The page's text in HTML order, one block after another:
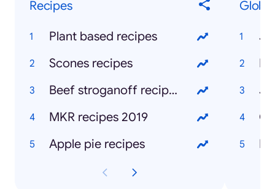
Recipes
Plant based recipes
Scones recipes
Beef stroganoff recipes
MKR recipes 2019
Apple pie recipes